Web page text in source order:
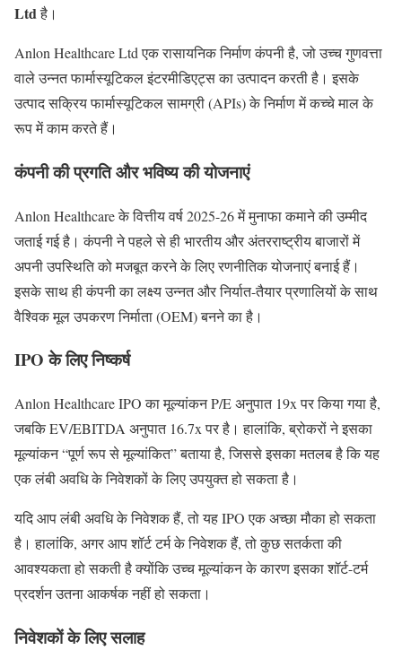
Ltdहै।
Anlon Healthcare Ltd एक रासायनिक निर्माण कंपनी है, जो उच्च गुणवत्ता
वाले उन्नत फार्मास्यूटिकल इंटरमीडिएट्स का उत्पादन करती है। इसके
उत्पाद सक्रिय फार्मास्यूटिकल सामग्री (APIs) के निर्माण में कच्चे माल के
रूप में काम करते हैं।
कंपनी की प्रगति और भविष्य की योजनाएं
Anlon Healthcare के वित्तीय वर्ष 2025-26 में मुनाफा कमाने की उम्मीद
जताई गई है। कंपनी ने पहले से ही भारतीय और अंतरराष्ट्रीय बाजारों में
अपनी उपस्थिति को मजबूत करने के लिए रणनीतिक योजनाएं बनाई हैं।
इसके साथ ही कंपनी का लक्ष्य उन्नत और निर्यात-तैयार प्रणालियों के साथ
वैश्विक मूल उपकरण निर्माता (OEM) बनने का है।
IPO के लिए निष्कर्ष
Anlon Healthcare IPO का मूल्यांकन P/E अनुपात 19x पर किया गया है,
जबकि EV/EBITDA अनुपात 16.7x पर है। हालांकि, ब्रोकरों ने इसका
मूल्यांकन “पूर्ण रूप से मूल्यांकित” बताया है, जिससे इसका मतलब है कि यह
एक लंबी अवधि के निवेशकों के लिए उपयुक्त हो सकता है।
यदि आप लंबी अवधि के निवेशक हैं, तो यह IPO एक अच्छा मौका हो सकता
है। हालांकि, अगर आप शॉर्ट टर्म के निवेशक हैं, तो कुछ सतर्कता की
आवश्यकता हो सकती है क्योंकि उच्च मूल्यांकन के कारण इसका शॉर्ट-टर्म
प्रदर्शन उतना आकर्षक नहीं हो सकता।
निवेशकों के लिए सलाह